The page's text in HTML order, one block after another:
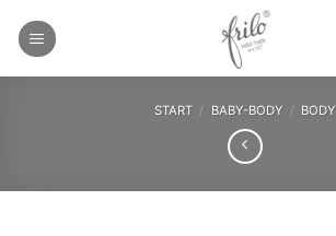
Inhalt
START / BABY-BODY / BODY